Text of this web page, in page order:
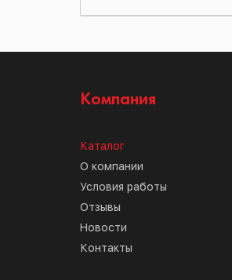
Компания
Каталог
О компании
Условия работы
Отзывы
Новости
Контакты